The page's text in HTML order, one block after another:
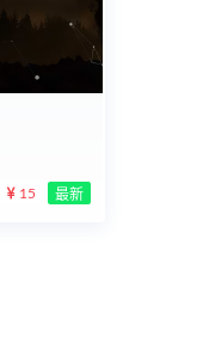
15 最新